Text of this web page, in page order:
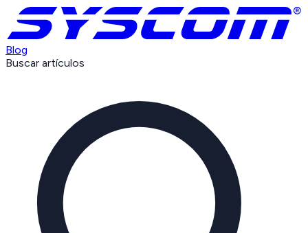
Blog
Buscar artículos